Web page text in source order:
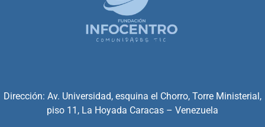
Dirección: Av. Universidad, esquina el Chorro, Torre Ministerial,
piso 11, La Hoyada Caracas – Venezuela